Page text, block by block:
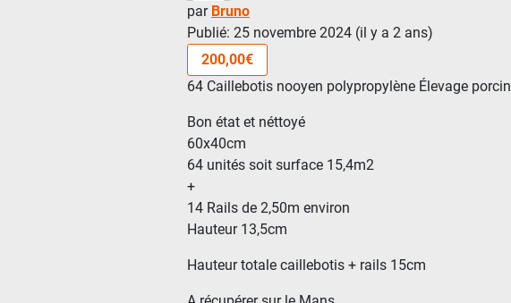
par Bruno
Publié: 25 novembre 2024 (il y a 2 ans)
200,00€
64 Caillebotis nooyen polypropylène Élevage porcin
Bon état et néttoyé
60x40cm
64 unités soit surface 15,4m2
+
14 Rails de 2,50m environ
Hauteur 13,5cm
Hauteur totale caillebotis + rails 15cm